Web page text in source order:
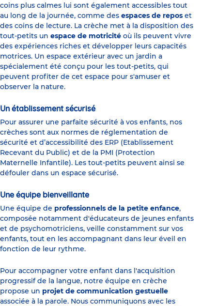
coins plus calmes lui sont également accessibles tout
au long de la journée, comme des espaces de repos et
des coins de lecture. La crèche met à la disposition des
tout-petits un espace de motricité où ils peuvent vivre
des expériences riches et développer leurs capacités
motrices. Un espace extérieur avec un jardin a
spécialement été conçu pour les tout-petits, qui
peuvent profiter de cet espace pour s'amuser et
observer la nature.
Un établissement sécurisé
Pour assurer une parfaite sécurité à vos enfants, nos
crèches sont aux normes de réglementation de
sécurité et d’accessibilité des ERP (Etablissement
Recevant du Public) et de la PMI (Protection
Maternelle Infantile). Les tout-petits peuvent ainsi se
défouler dans un espace sécurisé.
Une équipe bienveillante
Une équipe de professionnels de la petite enfance,
composée notamment d'éducateurs de jeunes enfants
et de psychomotriciens, veille constamment sur vos
enfants, tout en les accompagnant dans leur éveil en
fonction de leur rythme.
Pour accompagner votre enfant dans l'acquisition
progressif de la langue, notre équipe en crèche
propose un projet de communication gestuelle
associée à la parole. Nous communiquons avec les